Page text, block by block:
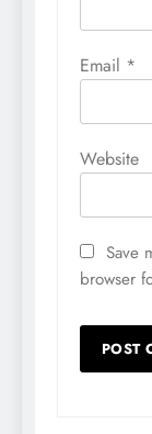
Email *
Website
Save
browser